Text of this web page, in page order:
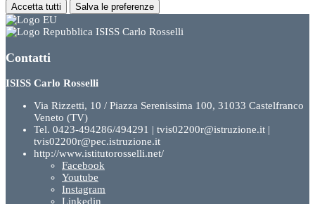
Accetta tutti Salva le preferenze
ISISS Carlo Rosselli
Contatti
ISISS Carlo Rosselli
Via Rizzetti, 10 / Piazza Serenissima 100, 31033 Castelfranco
Veneto (TV)
Tel. 0423-494286/494291 | tvis02200r@istruzione.it |
tvis02200r@pec.istruzione.it
http://www.istitutorosselli.net/
Facebook
Youtube
Instagram
Linkedin